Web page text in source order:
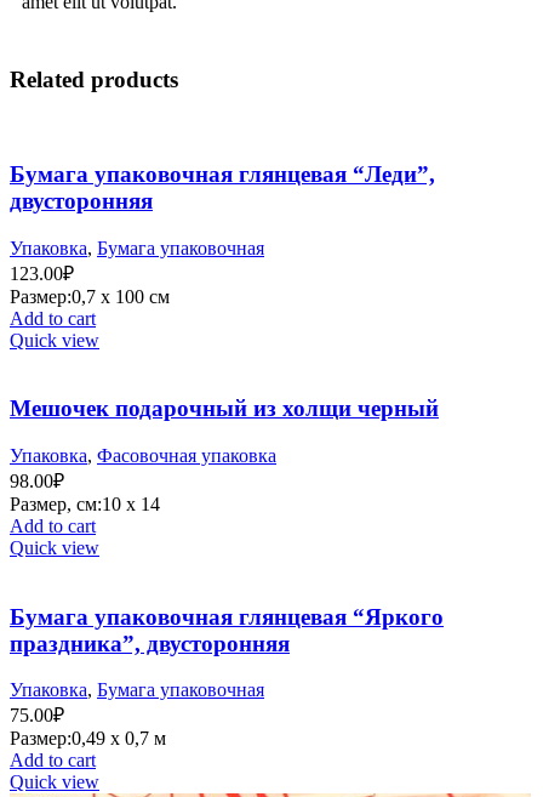
Related products
Бумага упаковочная глянцевая “Леди”,
двусторонняя
Упаковка, Бумага упаковочная
123.00₽
Размер:0,7 х 100 см
Add to cart
Quick view
Мешочек подарочный из холщи черный
Упаковка, Фасовочная упаковка
98.00₽
Размер, см:10 х 14
Add to cart
Quick view
Бумага упаковочная глянцевая “Яркого
праздника”, двусторонняя
Упаковка, Бумага упаковочная
75.00₽
Размер:0,49 х 0,7 м
Add to cart
Quick view